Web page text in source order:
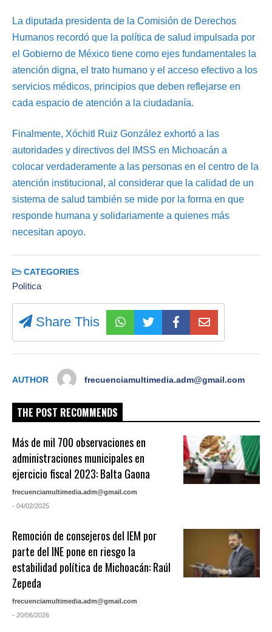
La diputada presidenta de la Comisión de Derechos
Humanos recordó que la política de salud impulsada por
el Gobierno de México tiene como ejes fundamentales la
atención digna, el trato humano y el acceso efectivo a los
servicios médicos, principios que deben reflejarse en
cada espacio de atención a la ciudadanía.
Finalmente, Xóchitl Ruiz González exhortó a las
autoridades y directivos del IMSS en Michoacán a
colocar verdaderamente a las personas en el centro de la
atención institucional, al considerar que la calidad de un
sistema de salud también se mide por la forma en que
responde humana y solidariamente a quienes más
necesitan apoyo.
CATEGORIES
Política
Share This
AUTHOR frecuenciamultimedia.adm@gmail.com
THE POST RECOMMENDS
Más de mil 700 observaciones en
administraciones municipales en
ejercicio fiscal 2023: Balta Gaona
frecuenciamultimedia.adm@gmail.com
- 04/02/2025
Remoción de consejeros del IEM por
parte del INE pone en riesgo la
estabilidad política de Michoacán: Raúl
Zepeda
frecuenciamultimedia.adm@gmail.com
- 20/06/2026